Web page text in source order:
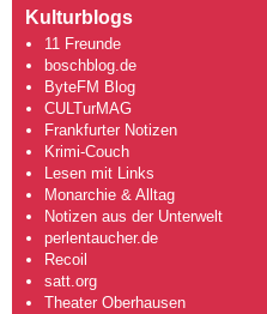
Kulturblogs
11 Freunde
boschblog.de
ByteFM Blog
CULTurMAG
Frankfurter Notizen
Krimi-Couch
Lesen mit Links
Monarchie & Alltag
Notizen aus der Unterwelt
perlentaucher.de
Recoil
satt.org
Theater Oberhausen